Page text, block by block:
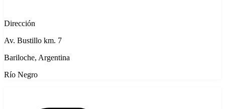
Dirección
Av. Bustillo km. 7
Bariloche, Argentina
Río Negro